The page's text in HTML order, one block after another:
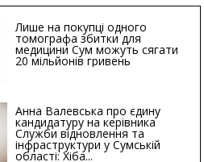
Лише на покупці одного
томографа збитки для
медицини Сум можуть сягати
20 мільйонів гривень
Анна Валевська про єдину
кандидатуру на керівника
Служби відновлення та
інфраструктури у Сумській
області: Хіба...